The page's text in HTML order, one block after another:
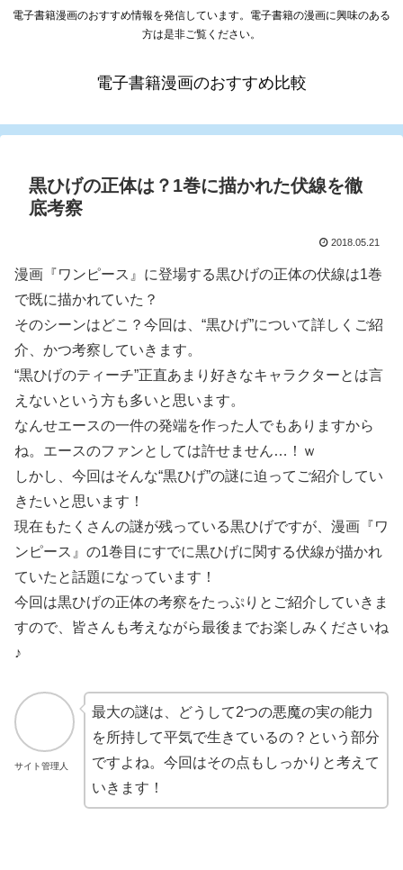
電子書籍漫画のおすすめ情報を発信しています。電子書籍の漫画に興味のある
方は是非ご覧ください。
電子書籍漫画のおすすめ比較
黒ひげの正体は？1巻に描かれた伏線を徹
底考察
2018.05.21
漫画『ワンピース』に登場する黒ひげの正体の伏線は1巻
で既に描かれていた？
そのシーンはどこ？今回は、“黒ひげ”について詳しくご紹
介、かつ考察していきます。
“黒ひげのティーチ”正直あまり好きなキャラクターとは言
えないという方も多いと思います。
なんせエースの一件の発端を作った人でもありますから
ね。エースのファンとしては許せません…！ｗ
しかし、今回はそんな“黒ひげ”の謎に迫ってご紹介してい
きたいと思います！
現在もたくさんの謎が残っている黒ひげですが、漫画『ワ
ンピース』の1巻目にすでに黒ひげに関する伏線が描かれ
ていたと話題になっています！
今回は黒ひげの正体の考察をたっぷりとご紹介していきま
すので、皆さんも考えながら最後までお楽しみくださいね
♪
サイト管理人
最大の謎は、どうして2つの悪魔の実の能力
を所持して平気で生きているの？という部分
ですよね。今回はその点もしっかりと考えて
いきます！